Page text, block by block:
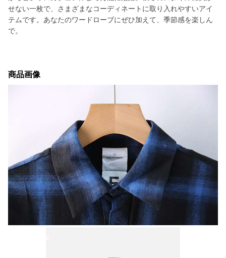
せない一枚で、さまざまなコーディネートに取り入れやすいアイ
テムです。あなたのワードローブにぜひ加えて、季節感を楽しん
で。
商品画像